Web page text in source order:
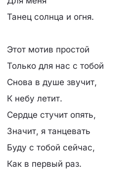
Танец солнца и огня.
Этот мотив простой
Только для нас с тобой
Снова в душе звучит,
К небу летит.
Сердце стучит опять,
Значит, я танцевать
Буду с тобой сейчас,
Как в первый раз.